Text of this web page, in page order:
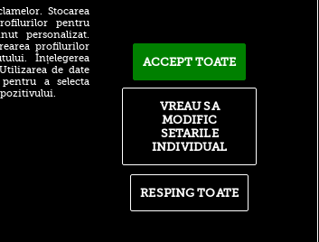
Andone îl face praf pe
pe care Gigi
îl plătește cu 25.000
și spectacol în FC
în apărarea pentru
Stocarea
pentru
personalizat.
profilurilor
Înțelegerea
de date
a selecta
ACCEPT TOATE
RESPING TOATE
VREAU SA
MODIFIC
SETARILE
INDIVIDUAL